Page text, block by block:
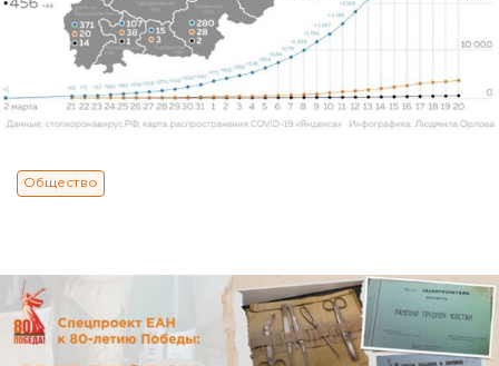
Общество